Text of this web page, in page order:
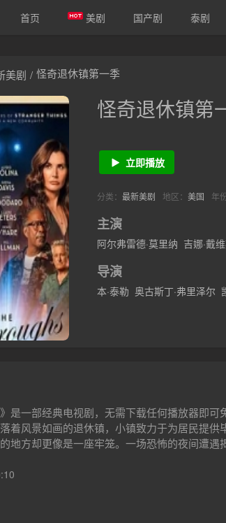
首页 美剧 国产剧 泰剧
美剧 / 怪奇退休镇第一季
怪奇退休镇第
立即播放
分类： 最新美剧 地区： 美国 年
主演
阿尔弗雷德·莫里纳 吉娜·戴
贝丝·贝利
导演
本·泰勒 奥古斯丁·弗里泽尔
是一部经典电视剧，无需下载任何播放器即
着风景如画的退休镇，小镇致力于为居民提供
地方却更像是一座牢笼。一场恐怖的夜间遭
者、一位精神探索者、一位愤世嫉俗的音乐经
须团结起来，揭开退休镇深处隐藏的黑暗真相